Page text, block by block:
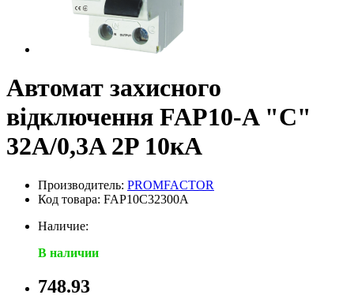
Автомат захисного
відключення FAP10-A "C"
32А/0,3A 2P 10кА
Производитель: PROMFACTOR
Код товара: FAP10C32300A
Наличие:
В наличии
748.93